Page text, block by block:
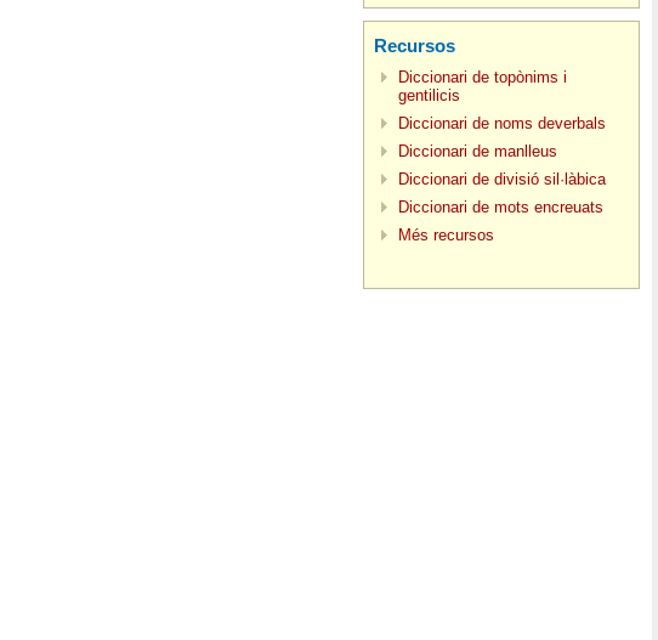
Recursos
Diccionari de topònims i
gentilicis
Diccionari de noms deverbals
Diccionari de manlleus
Diccionari de divisió sil·làbica
Diccionari de mots encreuats
Més recursos